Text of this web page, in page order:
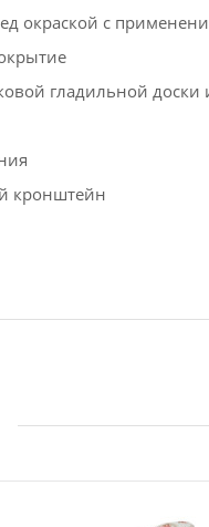
окраской с
гладильной доски
кронштейн